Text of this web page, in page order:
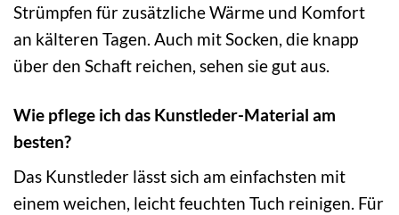
Strümpfen für zusätzliche Wärme und Komfort
an kälteren Tagen. Auch mit Socken, die knapp
über den Schaft reichen, sehen sie gut aus.
Wie pflege ich das Kunstleder-Material am
besten?
Das Kunstleder lässt sich am einfachsten mit
einem weichen, leicht feuchten Tuch reinigen. Für